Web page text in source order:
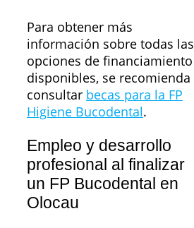
Para obtener más
información sobre todas las
opciones de financiamiento
disponibles, se recomienda
consultar becas para la FP
Higiene Bucodental.
Empleo y desarrollo
profesional al finalizar
un FP Bucodental en
Olocau